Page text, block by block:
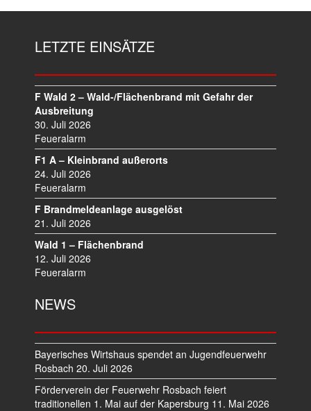
LETZTE EINSÄTZE
F Wald 2 – Wald-/Flächenbrand mit Gefahr der
Ausbreitung
30. Juli 2026
Feueralarm
F1 A – Kleinbrand außerorts
24. Juli 2026
Feueralarm
F Brandmeldeanlage ausgelöst
21. Juli 2026
Wald 1 – Flächenbrand
12. Juli 2026
Feueralarm
NEWS
Bayerisches Wirtshaus spendet an Jugendfeuerwehr
Rosbach 20. Juli 2026
Förderverein der Feuerwehr Rosbach feiert
traditionellen 1. Mai auf der Kapersburg 11. Mai 2026